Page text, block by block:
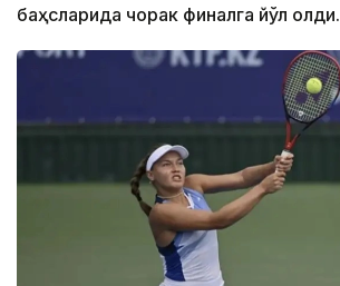
баҳсларида чорак финалга йўл олди.